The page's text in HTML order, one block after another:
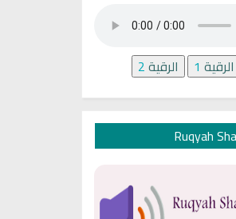
الرقية 1 الرقية2